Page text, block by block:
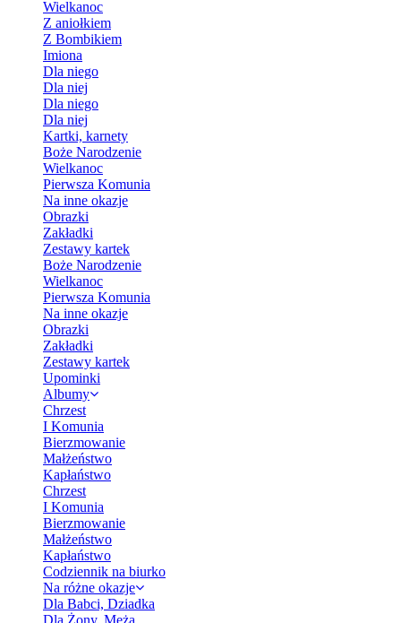
Wielkanoc
Z aniołkiem
Z Bombikiem
Imiona
Dla niego
Dla niej
Dla niego
Dla niej
Kartki, karnety
Boże Narodzenie
Wielkanoc
Pierwsza Komunia
Na inne okazje
Obrazki
Zakładki
Zestawy kartek
Boże Narodzenie
Wielkanoc
Pierwsza Komunia
Na inne okazje
Obrazki
Zakładki
Zestawy kartek
Upominki
Albumy
Chrzest
I Komunia
Bierzmowanie
Małżeństwo
Kapłaństwo
Chrzest
I Komunia
Bierzmowanie
Małżeństwo
Kapłaństwo
Codziennik na biurko
Na różne okazje
Dla Babci, Dziadka
Dla Żony, Męża